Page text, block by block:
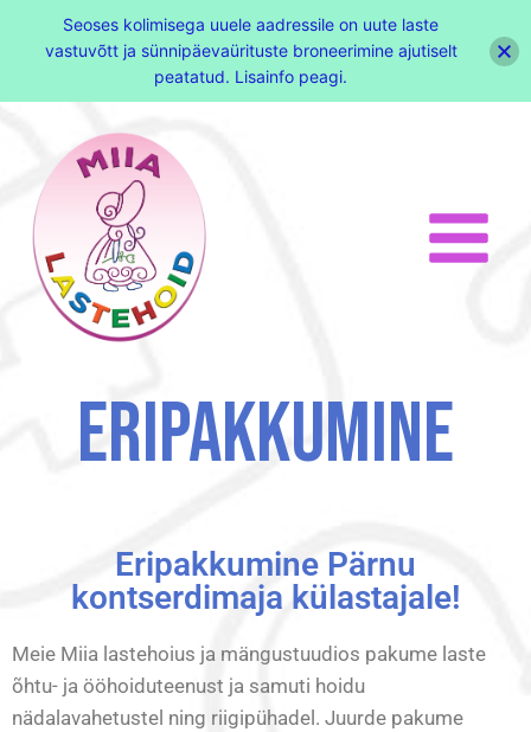
ERIPAKKUMINE
Eripakkumine Pärnu
kontserdimaja külastajale!
Meie Miia lastehoius ja mängustuudios pakume laste
õhtu- ja ööhoiduteenust ja samuti hoidu
nädalavahetustel ning riigipühadel. Juurde pakume
Seoses kolimisega uuele aadressile on uute laste
vastuvõtt ja sünnipäevaürituste broneerimine ajutiselt
peatatud. Lisainfo peagi.